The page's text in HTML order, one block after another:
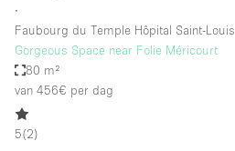
∙
Faubourg du Temple Hôpital Saint-Louis
Gorgeous Space near Folie Méricourt
80 m²
van 456€ per dag
5(2)